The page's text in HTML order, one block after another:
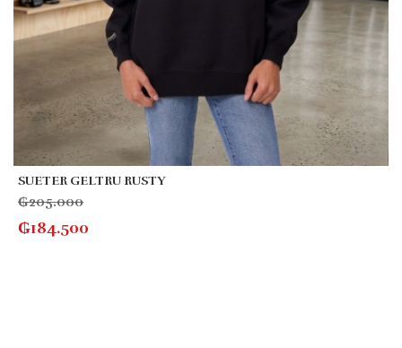
SUETER GELTRU RUSTY
₲205.000
₲184.500